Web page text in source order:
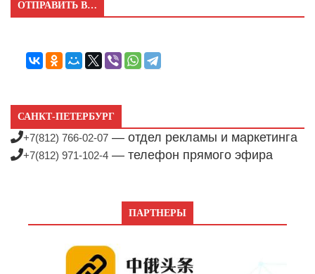
ОТПРАВИТЬ В…
САНКТ-ПЕТЕРБУРГ
+7(812) 766-02-07 — отдел рекламы и маркетинга
+7(812) 971-102-4 — телефон прямого эфира
ПАРТНЕРЫ